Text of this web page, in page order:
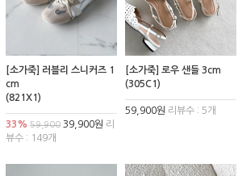
[소가죽] 러블리 스니커즈 1
cm
(821X1)
33% 59,900 39,900원 리
뷰수 : 149개
[소가죽] 로우 샌들 3cm
(305C1)
59,900원 리뷰수 : 5개